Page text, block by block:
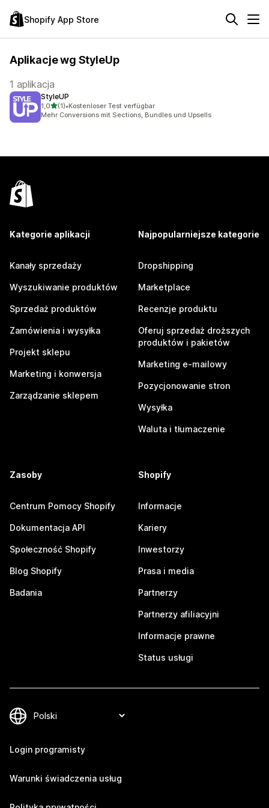
Shopify App Store
Aplikacje wg StyleUp
1 aplikacja
StyleUP
1,0na 5 gwiazdek
(1)
Łączna liczba recenzji: 1
•Kostenloser Test verfügbar
Mehr Conversions mit Sections, Bundles und Upsells
Kategorie aplikacji
Kanały sprzedaży
Wyszukiwanie produktów
Sprzedaż produktów
Zamówienia i wysyłka
Projekt sklepu
Marketing i konwersja
Zarządzanie sklepem
Najpopularniejsze kategorie
Dropshipping
Marketplace
Recenzje produktu
Oferuj sprzedaż droższych
produktów i pakietów
Marketing e-mailowy
Pozycjonowanie stron
Wysyłka
Waluta i tłumaczenie
Zasoby
Centrum Pomocy Shopify
Dokumentacja API
Społeczność Shopify
Blog Shopify
Badania
Shopify
Informacje
Kariery
Inwestorzy
Prasa i media
Partnerzy
Partnerzy afiliacyjni
Informacje prawne
Status usługi
Login programisty
Warunki świadczenia usług